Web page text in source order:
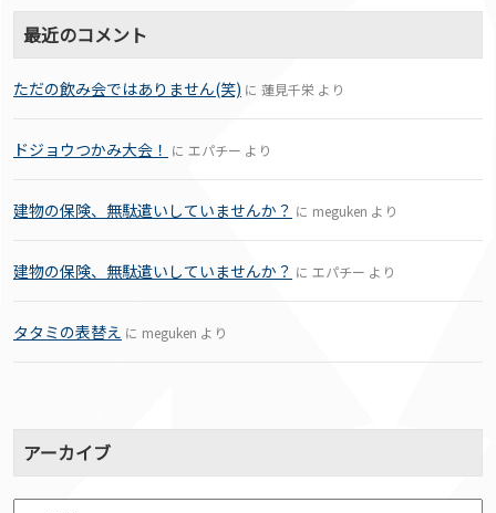
最近のコメント
ただの飲み会ではありません(笑) に 蓮見千栄 より
ドジョウつかみ大会！ に エパチー より
建物の保険、無駄遣いしていませんか？ に meguken より
建物の保険、無駄遣いしていませんか？ に エパチー より
タタミの表替え に meguken より
アーカイブ